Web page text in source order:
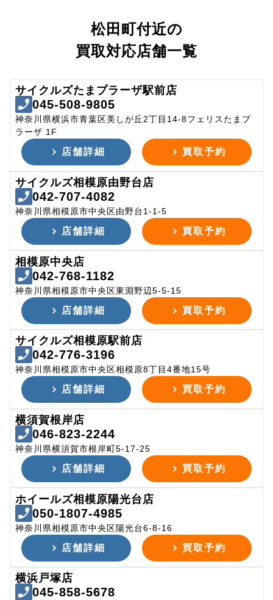
松田町付近の
買取対応店舗一覧
サイクルズたまプラーザ駅前店
045-508-9805
神奈川県横浜市青葉区美しが丘2丁目14-8フェリスたまプ
ラーザ 1F
店舗詳細 買取予約
サイクルズ相模原由野台店
042-707-4082
神奈川県相模原市中央区由野台1-1-5
店舗詳細 買取予約
相模原中央店
042-768-1182
神奈川県相模原市中央区東淵野辺5-5-15
店舗詳細 買取予約
サイクルズ相模原駅前店
042-776-3196
神奈川県相模原市中央区相模原8丁目4番地15号
店舗詳細 買取予約
横須賀根岸店
046-823-2244
神奈川県横須賀市根岸町5-17-25
店舗詳細 買取予約
ホイールズ相模原陽光台店
050-1807-4985
神奈川県相模原市中央区陽光台6-8-16
店舗詳細 買取予約
横浜戸塚店
045-858-5678